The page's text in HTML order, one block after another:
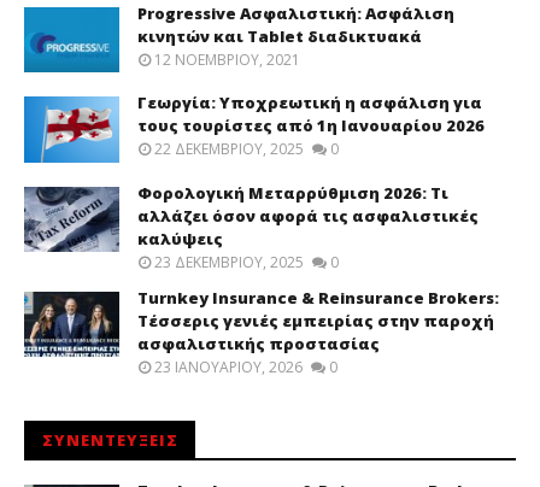
Progressive Ασφαλιστική: Ασφάλιση
κινητών και Tablet διαδικτυακά
12 ΝΟΕΜΒΡΊΟΥ, 2021
Γεωργία: Υποχρεωτική η ασφάλιση για
τους τουρίστες από 1η Ιανουαρίου 2026
22 ΔΕΚΕΜΒΡΊΟΥ, 2025 0
Φορολογική Μεταρρύθμιση 2026: Τι
αλλάζει όσον αφορά τις ασφαλιστικές
καλύψεις
23 ΔΕΚΕΜΒΡΊΟΥ, 2025 0
Turnkey Insurance & Reinsurance Brokers:
Τέσσερις γενιές εμπειρίας στην παροχή
ασφαλιστικής προστασίας
23 ΙΑΝΟΥΑΡΊΟΥ, 2026 0
ΣΥΝΕΝΤΕΥΞΕΙΣ